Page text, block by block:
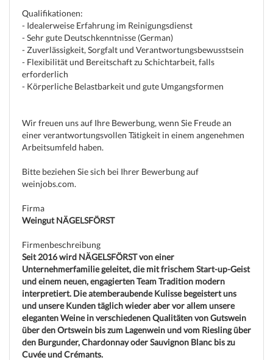
Qualifikationen:
- Idealerweise Erfahrung im Reinigungsdienst
- Sehr gute Deutschkenntnisse (German)
- Zuverlässigkeit, Sorgfalt und Verantwortungsbewusstsein
- Flexibilität und Bereitschaft zu Schichtarbeit, falls
erforderlich
- Körperliche Belastbarkeit und gute Umgangsformen
Wir freuen uns auf Ihre Bewerbung, wenn Sie Freude an
einer verantwortungsvollen Tätigkeit in einem angenehmen
Arbeitsumfeld haben.
Bitte beziehen Sie sich bei Ihrer Bewerbung auf
weinjobs.com.
Firma
Weingut NÄGELSFÖRST
Firmenbeschreibung
Seit 2016 wird NÄGELSFÖRST von einer
Unternehmerfamilie geleitet, die mit frischem Start-up-Geist
und einem neuen, engagierten Team Tradition modern
interpretiert. Die atemberaubende Kulisse begeistert uns
und unsere Kunden täglich wieder aber vor allem unsere
eleganten Weine in verschiedenen Qualitäten von Gutswein
über den Ortswein bis zum Lagenwein und vom Riesling über
den Burgunder, Chardonnay oder Sauvignon Blanc bis zu
Cuvée und Crémants.